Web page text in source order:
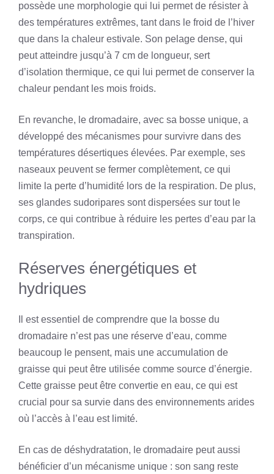
possède une morphologie qui lui permet de résister à
des températures extrêmes, tant dans le froid de l’hiver
que dans la chaleur estivale. Son pelage dense, qui
peut atteindre jusqu’à 7 cm de longueur, sert
d’isolation thermique, ce qui lui permet de conserver la
chaleur pendant les mois froids.
En revanche, le dromadaire, avec sa bosse unique, a
développé des mécanismes pour survivre dans des
températures désertiques élevées. Par exemple, ses
naseaux peuvent se fermer complètement, ce qui
limite la perte d’humidité lors de la respiration. De plus,
ses glandes sudoripares sont dispersées sur tout le
corps, ce qui contribue à réduire les pertes d’eau par la
transpiration.
Réserves énergétiques et
hydriques
Il est essentiel de comprendre que la bosse du
dromadaire n’est pas une réserve d’eau, comme
beaucoup le pensent, mais une accumulation de
graisse qui peut être utilisée comme source d’énergie.
Cette graisse peut être convertie en eau, ce qui est
crucial pour sa survie dans des environnements arides
où l’accès à l’eau est limité.
En cas de déshydratation, le dromadaire peut aussi
bénéficier d’un mécanisme unique : son sang reste